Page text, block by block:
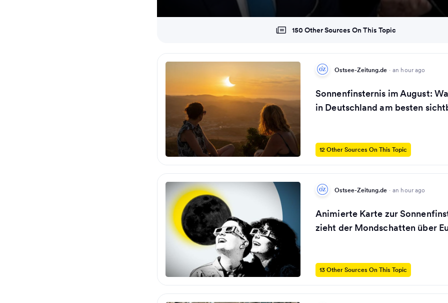
150 Other Sources On This Topic
Ostsee-Zeitung.de · an hour ago
Sonnenfinsternis im August:
in Deutschland am besten
12 Other Sources On This Topic
Ostsee-Zeitung.de · an hour ago
Animierte Karte zur
zieht der Mondschatten über
13 Other Sources On This Topic